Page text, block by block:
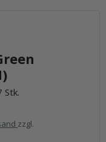
Stk.
zzgl.